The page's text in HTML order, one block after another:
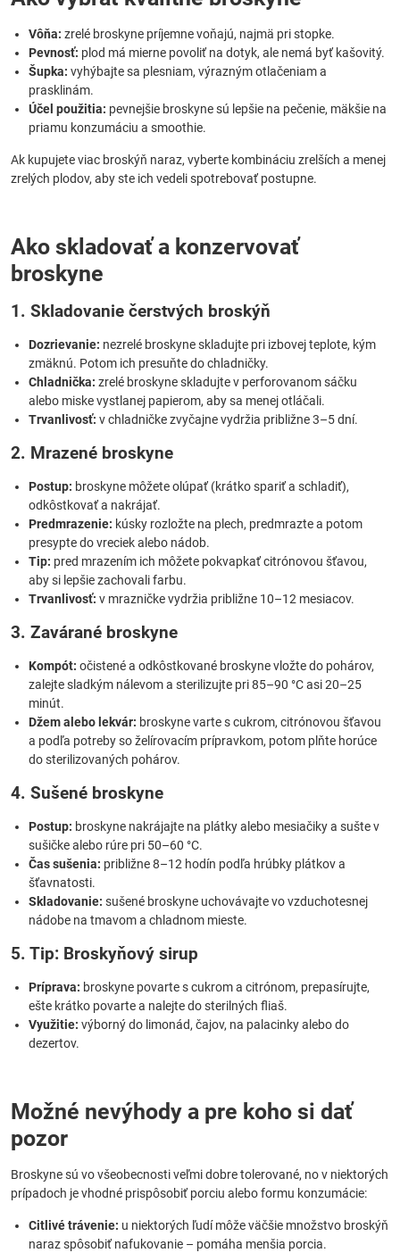
Vôňa: zrelé broskyne príjemne voňajú, najmä pri stopke.
Pevnosť: plod má mierne povoliť na dotyk, ale nemá byť kašovitý.
Šupka: vyhýbajte sa plesniam, výrazným otlačeniam a
prasklinám.
Účel použitia: pevnejšie broskyne sú lepšie na pečenie, mäkšie na
priamu konzumáciu a smoothie.
Ak kupujete viac broskýň naraz, vyberte kombináciu zrelších a menej
zrelých plodov, aby ste ich vedeli spotrebovať postupne.
Ako skladovať a konzervovať
broskyne
1. Skladovanie čerstvých broskýň
Dozrievanie: nezrelé broskyne skladujte pri izbovej teplote, kým
zmäknú. Potom ich presuňte do chladničky.
Chladnička: zrelé broskyne skladujte v perforovanom sáčku
alebo miske vystlanej papierom, aby sa menej otláčali.
Trvanlivosť: v chladničke zvyčajne vydržia približne 3–5 dní.
2. Mrazené broskyne
Postup: broskyne môžete olúpať (krátko spariť a schladiť),
odkôstkovať a nakrájať.
Predmrazenie: kúsky rozložte na plech, predmrazte a potom
presypte do vreciek alebo nádob.
Tip: pred mrazením ich môžete pokvapkať citrónovou šťavou,
aby si lepšie zachovali farbu.
Trvanlivosť: v mrazničke vydržia približne 10–12 mesiacov.
3. Zavárané broskyne
Kompót: očistené a odkôstkované broskyne vložte do pohárov,
zalejte sladkým nálevom a sterilizujte pri 85–90 °C asi 20–25
minút.
Džem alebo lekvár: broskyne varte s cukrom, citrónovou šťavou
a podľa potreby so želírovacím prípravkom, potom plňte horúce
do sterilizovaných pohárov.
4. Sušené broskyne
Postup: broskyne nakrájajte na plátky alebo mesiačiky a sušte v
sušičke alebo rúre pri 50–60 °C.
Čas sušenia: približne 8–12 hodín podľa hrúbky plátkov a
šťavnatosti.
Skladovanie: sušené broskyne uchovávajte vo vzduchotesnej
nádobe na tmavom a chladnom mieste.
5. Tip: Broskyňový sirup
Príprava: broskyne povarte s cukrom a citrónom, prepasírujte,
ešte krátko povarte a nalejte do sterilných fliaš.
Využitie: výborný do limonád, čajov, na palacinky alebo do
dezertov.
Možné nevýhody a pre koho si dať
pozor
Broskyne sú vo všeobecnosti veľmi dobre tolerované, no v niektorých
prípadoch je vhodné prispôsobiť porciu alebo formu konzumácie:
Citlivé trávenie: u niektorých ľudí môže väčšie množstvo broskýň
naraz spôsobiť nafukovanie – pomáha menšia porcia.